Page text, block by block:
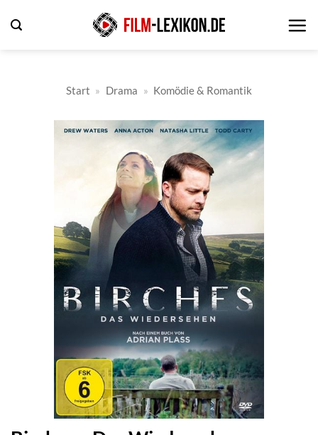
Inhalt
Start » Drama » Komödie & Romantik